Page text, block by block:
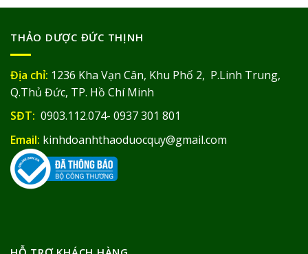
THẢO DƯỢC ĐỨC THỊNH
Địa chỉ: 1236 Kha Vạn Cân, Khu Phố 2, P.Linh Trung,
Q.Thủ Đức, TP. Hồ Chí Minh
SĐT: 0903.112.074- 0937 301 801
Email: kinhdoanhthaoduocquy@gmail.com